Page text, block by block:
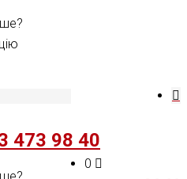
473 98 40
0